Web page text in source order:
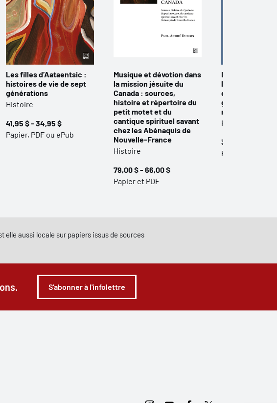
Les filles d’Aataentsic :
histoires de vie de sept
générations
Histoire
41,95 $ - 34,95 $
Papier, PDF ou ePub
Musique et dévotion dans
la mission jésuite du
Canada : sources,
histoire et répertoire du
petit motet et du
cantique spirituel savant
chez les Abénaquis de
Nouvelle-France
Histoire
79,00 $ - 66,00 $
Papier et PDF
La
l’Atlantique. La
de l’histoire
grecques aux
modernes
Histoire
35,00 $ - 29,00
Papier et PDF
elle aussi locale sur papiers issus de sources
S'abonner à l'infolettre